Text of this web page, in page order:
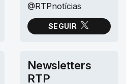
@RTPnotícias
SEGUIR
NO X (TWITTER)
Newsletters
RTP